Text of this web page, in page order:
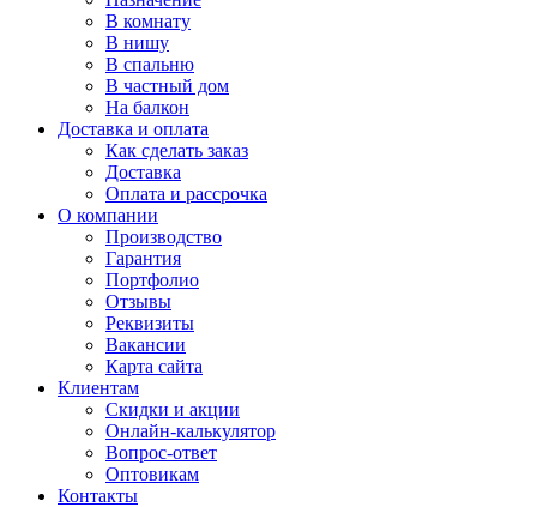
В комнату
В нишу
В спальню
В частный дом
На балкон
Доставка и оплата
Как сделать заказ
Доставка
Оплата и рассрочка
О компании
Производство
Гарантия
Портфолио
Отзывы
Реквизиты
Вакансии
Карта сайта
Клиентам
Скидки и акции
Онлайн-калькулятор
Вопрос-ответ
Оптовикам
Контакты